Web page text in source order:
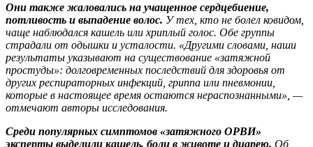
Они также жаловались на учащенное сердцебиение,
потливость и выпадение волос. У тех, кто не болел ковидом,
чаще наблюдался кашель или хриплый голос. Обе группы
страдали от одышки и усталости. «Другими словами, наши
результаты указывают на существование «затяжной
простуды»: долговременных последствий для здоровья от
других респираторных инфекций, гриппа или пневмонии,
которые в настоящее время остаются нераспознанными», —
отмечают авторы исследования.
Среди популярных симптомов «затяжного ОРВИ»
эксперты выделили кашель, боли в животе и диарею. Об